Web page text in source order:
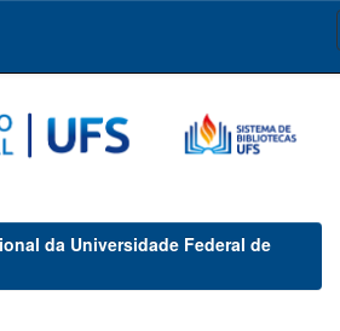
da Universidade Federal de